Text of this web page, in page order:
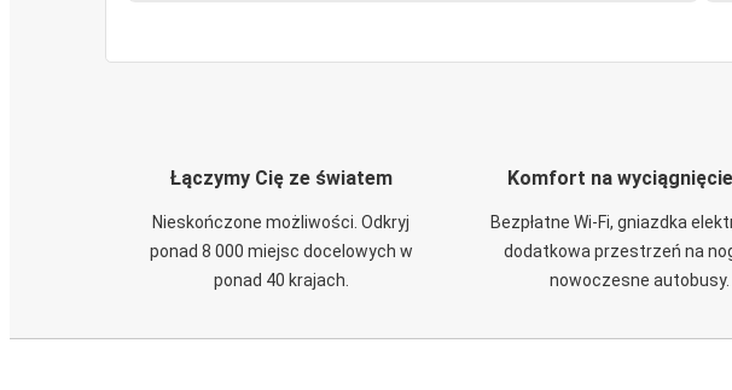
Łączymy Cię ze światem
Nieskończone możliwości. Odkryj
ponad 8 000 miejsc docelowych w
ponad 40 krajach.
Komfort na
Bezpłatne Wi-Fi, gniazdka
dodatkowa przestrzeń na
nowoczesne autobusy.